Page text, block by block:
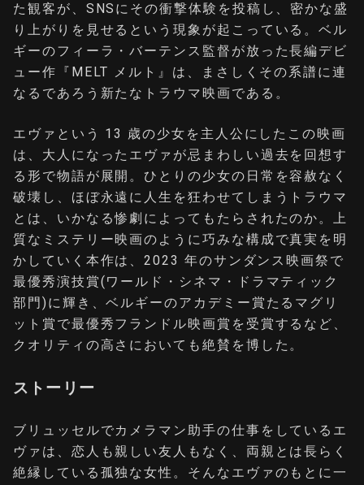
た観客が、SNSにその衝撃体験を投稿し、密かな盛
り上がりを見せるという現象が起こっている。ベル
ギーのフィーラ・バーテンス監督が放った⻑編デビ
ュー作『MELT メルト』は、まさしくその系譜に連
なるであろう新たなトラウマ映画である。
エヴァという 13 歳の少女を主人公にしたこの映画
は、大人になったエヴァが忌まわしい過去を回想す
る形で物語が展開。ひとりの少女の日常を容赦なく
破壊し、ほぼ永遠に人生を狂わせてしまうトラウマ
とは、いかなる惨劇によってもたらされたのか。上
質なミステリー映画のように巧みな構成で真実を明
かしていく本作は、2023 年のサンダンス映画祭で
最優秀演技賞(ワールド・シネマ・ドラマティック
部門)に輝き、ベルギーのアカデミー賞たるマグリ
ット賞で最優秀フランドル映画賞を受賞するなど、
クオリティの高さにおいても絶賛を博した。
ストーリー
ブリュッセルでカメラマン助手の仕事をしているエ
ヴァは、恋人も親しい友人もなく、両親とは⻑らく
絶縁している孤独な女性。そんなエヴァのもとに一